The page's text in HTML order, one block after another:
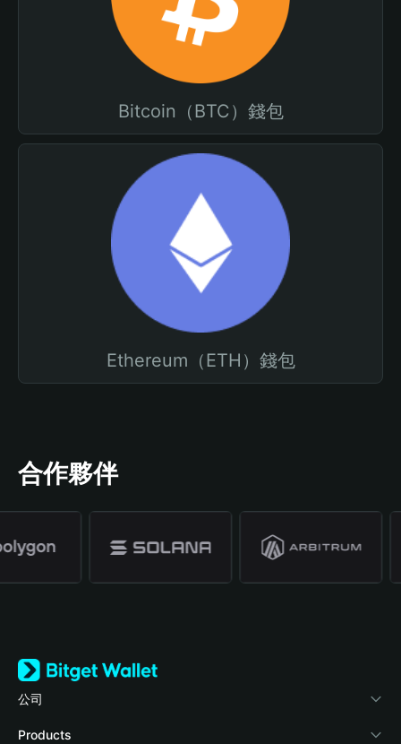
Bitcoin（BTC）錢包
Ethereum（ETH）錢包
合作夥伴
公司
關於 Bitget Wallet
Products